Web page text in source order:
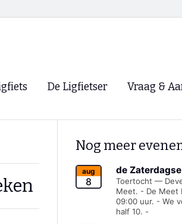
De Ligfietser
Ligfietsvereninging NVHPV
Lokale Fietsverenigingen
Vraag &
Nog meer
aug
8
de
Toertocht —
Meet. - De Meet
09:00 uur. - We
half 10. -